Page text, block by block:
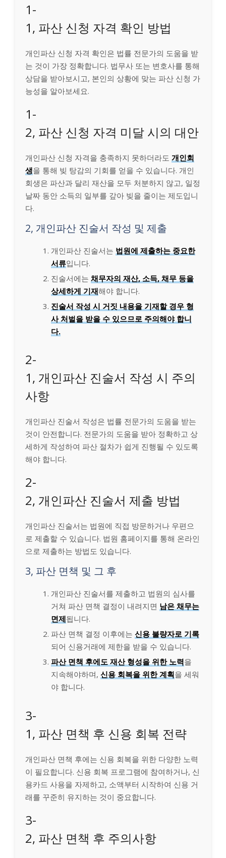
1-
1, 파산 신청 자격 확인 방법
개인파산 신청 자격 확인은 법률 전문가의 도움을 받
는 것이 가장 정확합니다. 법무사 또는 변호사를 통해
상담을 받아보시고, 본인의 상황에 맞는 파산 신청 가
능성을 알아보세요.
1-
2, 파산 신청 자격 미달 시의 대안
개인파산 신청 자격을 충족하지 못하더라도 개인회
생을 통해 빚 탕감의 기회를 얻을 수 있습니다. 개인
회생은 파산과 달리 재산을 모두 처분하지 않고, 일정
날짜 동안 소득의 일부를 갚아 빚을 줄이는 제도입니
다.
2, 개인파산 진술서 작성 및 제출
개인파산 진술서는 법원에 제출하는 중요한
서류입니다.
진술서에는 채무자의 재산, 소득, 채무 등을
상세하게 기재해야 합니다.
진술서 작성 시 거짓 내용을 기재할 경우 형
사 처벌을 받을 수 있으므로 주의해야 합니
다.
2-
1, 개인파산 진술서 작성 시 주의
사항
개인파산 진술서 작성은 법률 전문가의 도움을 받는
것이 안전합니다. 전문가의 도움을 받아 정확하고 상
세하게 작성하여 파산 절차가 쉽게 진행될 수 있도록
해야 합니다.
2-
2, 개인파산 진술서 제출 방법
개인파산 진술서는 법원에 직접 방문하거나 우편으
로 제출할 수 있습니다. 법원 홈페이지를 통해 온라인
으로 제출하는 방법도 있습니다.
3, 파산 면책 및 그 후
개인파산 진술서를 제출하고 법원의 심사를
거쳐 파산 면책 결정이 내려지면 남은 채무는
면제됩니다.
파산 면책 결정 이후에는 신용 불량자로 기록
되어 신용거래에 제한을 받을 수 있습니다.
파산 면책 후에도 재산 형성을 위한 노력을
지속해야하며, 신용 회복을 위한 계획을 세워
야 합니다.
3-
1, 파산 면책 후 신용 회복 전략
개인파산 면책 후에는 신용 회복을 위한 다양한 노력
이 필요합니다. 신용 회복 프로그램에 참여하거나, 신
용카드 사용을 자제하고, 소액부터 시작하여 신용 거
래를 꾸준히 유지하는 것이 중요합니다.
3-
2, 파산 면책 후 주의사항